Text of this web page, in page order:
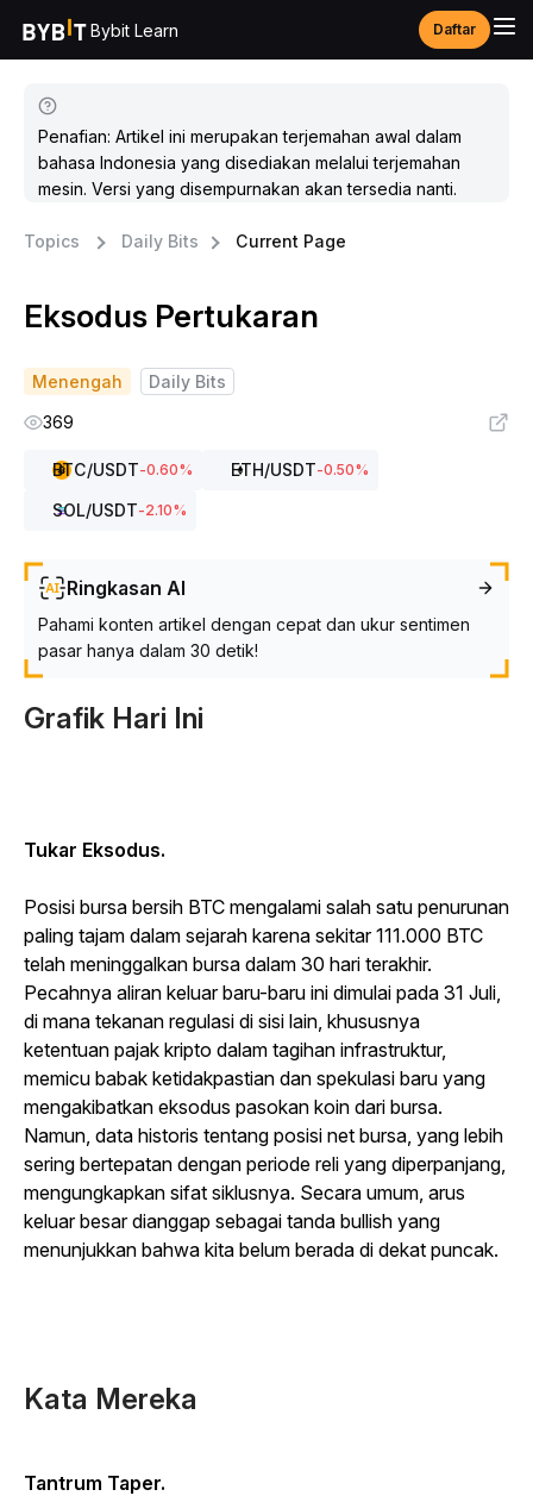
Bybit Learn Daftar
Penafian: Artikel ini merupakan terjemahan awal dalam
bahasa Indonesia yang disediakan melalui terjemahan
mesin. Versi yang disempurnakan akan tersedia nanti.
Topics Daily Bits Current Page
Eksodus Pertukaran
Menengah
Daily Bits
369
BTC/USDT-0.60% ETH/USDT-0.50%
SOL/USDT-2.10%
Ringkasan AI
Pahami konten artikel dengan cepat dan ukur sentimen
pasar hanya dalam 30 detik!
Grafik Hari Ini
Tukar Eksodus.
Posisi bursa bersih BTC mengalami salah satu penurunan
paling tajam dalam sejarah karena sekitar 111.000 BTC
telah meninggalkan bursa dalam 30 hari terakhir.
Pecahnya aliran keluar baru-baru ini dimulai pada 31 Juli,
di mana tekanan regulasi di sisi lain, khususnya
ketentuan pajak kripto dalam tagihan infrastruktur,
memicu babak ketidakpastian dan spekulasi baru yang
mengakibatkan eksodus pasokan koin dari bursa.
Namun, data historis tentang posisi net bursa, yang lebih
sering bertepatan dengan periode reli yang diperpanjang,
mengungkapkan sifat siklusnya. Secara umum, arus
keluar besar dianggap sebagai tanda bullish yang
menunjukkan bahwa kita belum berada di dekat puncak.
Kata Mereka
Tantrum Taper.